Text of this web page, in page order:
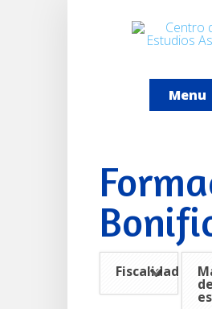
Menu
Fiscalidad